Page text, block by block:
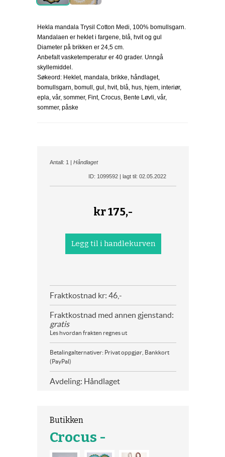
Hekla mandala Trysil Cotton Medi, 100% bomullsgarn.
Mandalaen er heklet i fargene, blå, hvit og gul
Diameter på brikken er 24,5 cm.
Anbefalt vasketemperatur er 40 grader. Unngå
skyllemiddel.
Søkeord: Heklet, mandala, brikke, håndlaget,
bomullsgarn, bomull, gul, hvit, blå, hus, hjem, interiør,
epla, vår, sommer, Fint, Crocus, Bente Løvli, vår,
sommer, påske
Antall: 1 | Håndlaget
ID: 1099592 | lagt til: 02.05.2022
kr175,-
Fraktkostnad kr: 46,-
Fraktkostnad med annen gjenstand:
gratis
Les hvordan frakten regnes ut
Betalingalternativer: Privat oppgjør, Bankkort
(PayPal)
Avdeling: Håndlaget
Butikken
Crocus -